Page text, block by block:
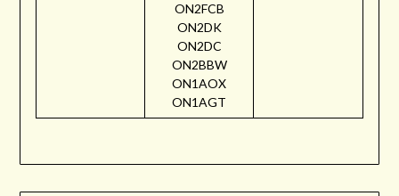
ON2FCB
ON2DK
ON2DC
ON2BBW
ON1AOX
ON1AGT